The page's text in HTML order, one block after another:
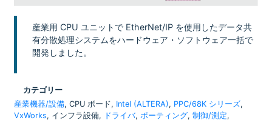
産業用 CPU ユニットで EtherNet/IP を使用したデータ共
有分散処理システムをハードウェア・ソフトウェア一括で
開発しました。
カテゴリー
産業機器/設備, CPU ボード, Intel (ALTERA), PPC/68K シリーズ,
VxWorks, インフラ設備, ドライバ, ポーティング, 制御/測定,